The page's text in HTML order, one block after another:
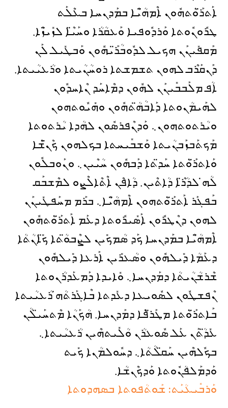
ܐܰܬܪ̈ܰܘܳܬܗܽܘܢ ܐܶܡܗ̈ܳܝܶܐ ܒܡܰܕܢܚܐ ܒܥܶܠܰܬ
ܛܪܽܘܢܽܘܬܐ ܘܰܪܕܽܘܦܝܐ ܘܰܥܩܳܪܳܐ ܘܚܰܝ̈ܶܐ ܠܙܺܝ̈ܙܶܐ.
ܡܰܩܦܺܝܢܰܢ ܗܟܝܠ ܠܕܽܘܒܳܪ̈ܰܝܗܽܘܢ ܘܰܒܛܺܝܠ ܠܰܢ
ܕܰܢܩܰܪܶܒ ܠܗܘܢ ܬܫܡܫܬܐ ܪܘܚܳܢܳܝܬܐ ܘܪܳܥܝܳܝܬܐ.
ܐܳܦ ܡܠܰܒܒܺܝܢܰܢ ܠܗܽܘܢ ܕܡܶܐܚܰܕ ܢܶܐܚܕܽܘܢ
ܠܗܰܝܡܳܢܘܬܐ ܕܰܐܒܳܗ̈ܳܬܗܽܘܢ ܘܗܺܝܽܘܬܗܘܢ
ܘܝܳܪܬܘܬܗܘܢ܆ ܘܰܕܢܶܦܪܣܽܘܢ ܠܗܳܕܐ ܝܳܪܬܘܬܐ
ܡܰܟܬܰܒܙܰܒܢܳܝܬܐ ܘܰܫܒܺܝܚܬܐ ܒܟܠܗܘܢ ܟܶܢ̈ܫܶܐ
ܘܰܐܬܪ̈ܰܘܳܬܐ ܚܰܕ̈ܬܐ ܕܰܒܗܽܘܢ ܚܳܝܶܝܢ܆ ܘܢܰܘܒܠܽܘܢ
ܠܳܗ̇ ܠܕܳܪ̈ܶܐ ܕܳܐܬܶܝܢ. ܕܳܐܦܶܢ ܐܶܬܶܐܠܶܨܘ ܠܡܶܫܒܰܩ
ܒܰܦܓܰܪ ܐܰܬܪ̈ܰܘܳܬܗܘܢ ܐܶܡܗ̈ܳܝܶܐ܆ ܒܪܰܡ ܡܚܰܦܛܺܝܢܰܢ
ܠܗܘܢ ܕܢܶܛܪܽܘܢ ܐܰܣܺܝܪܽܘܬܐ ܕܥܰܡ ܐܰܬܪ̈ܰܘܳܬܗܽܘܢ
ܐܶܡܗ̈ܳܝܶܐ ܒܡܰܕܢܚܐ ܟܰܕ ܣܳܡܟܺܝܢ ܠܨܶܒܘ̈ܳܬܐ ܟ̈ܺܐܢܳܬܳܐ
ܕܥܰܡܳܐ ܕܺܝܠܗܽܘܢ ܘܣܳܥܪܺܝܢ ܐܰܪܥܐ ܕܺܝܠܗܽܘܢ
ܫܶܪܫܳܢܳܝܬܳܐ ܕܡܰܕܢܚܐ܆ ܘܺܐܝܕܐ ܕܰܡܥܰܕܪܳܢܘܬܐ
ܢܶܦܫܛܽܘܢ ܠܣܽܘܝܥܐ ܕܥܺܕܬܐ ܒܶܐܓܰܪܬܳܗ̇ ܪܳܥܝܳܝܬܐ
ܒܰܐܬܪ̈ܰܘܳܬܐ ܡܛܰܪ̈ܦܶܐ ܕܡܰܕܢܚܐ. ܗܳܟܰܢܳܐ ܡܶܬܚܰܝ̈ܠܳܢ
ܥܺܕ̈ܳܬܰܢ ܥܰܠ ܣܽܘܥܪܳܢ ܘܳܠܺܝܬܗܶܝܢ ܪܳܥܝܳܝܬܐ܆
ܒܟܽܠܗܶܝܢ ܚܰܩ̈ܠܳܬܳܐ܆ ܕܚܽܘܠܡܳܢܐ ܟܺܝܬ
ܘܰܕܡܰܠܦܳܢܽܘܬܐ ܘܰܕܟܶܢܫܳܐ.
ܘܰܪܒܺܝܥܳܝܰܬ: ܫܰܘܬܳܦܘܬܐ ܒܣܗܕܘܬܐ